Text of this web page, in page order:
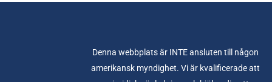
Denna webbplats är INTE ansluten till någon
amerikansk myndighet. Vi är kvalificerade att